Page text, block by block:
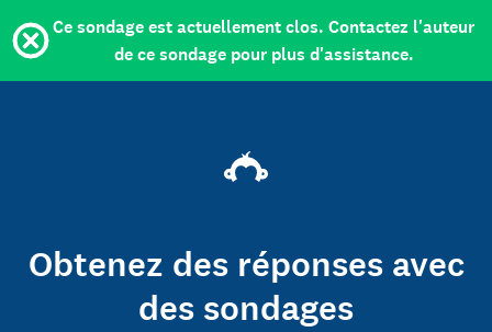
Ce sondage est actuellement clos. Contactez l'auteur
de ce sondage pour plus d'assistance.
Obtenez des réponses avec
des sondages